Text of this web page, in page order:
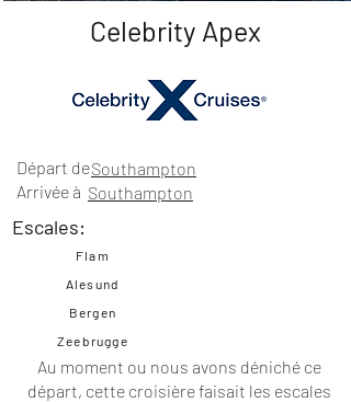
Celebrity Apex
Départ de
Arrivée à
Southampton
Southampton
Escales:
Flam
Alesund
Bergen
Zeebrugge
Au moment ou nous avons déniché ce
départ, cette croisière faisait les escales